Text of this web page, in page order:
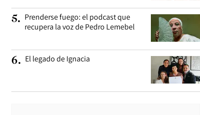
5. Prenderse fuego: el podcast que
recupera la voz de Pedro Lemebel
6. El legado de Ignacia